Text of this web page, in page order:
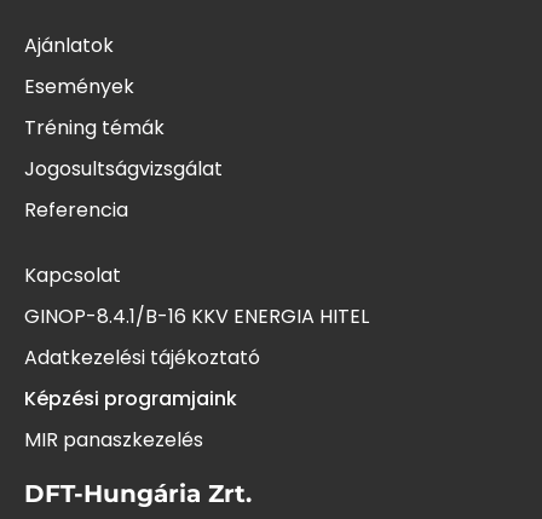
Ajánlatok
Események
Tréning témák
Jogosultságvizsgálat
Referencia
Kapcsolat
GINOP-8.4.1/B-16 KKV ENERGIA HITEL
Adatkezelési tájékoztató
Képzési programjaink
MIR panaszkezelés
DFT-Hungária Zrt.